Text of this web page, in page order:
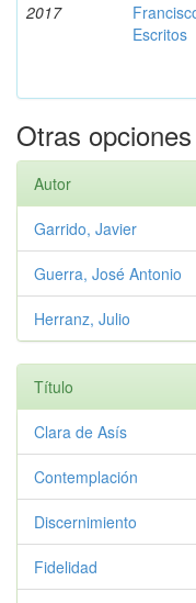
2017
Escritos
Otras
Autor
Garrido, Javier
Guerra, José Antonio
Herranz, Julio
Título
Clara de Asís
Contemplación
Discernimiento
Fidelidad